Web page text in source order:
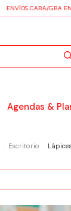
CABA/GBA EN 24HS
Agendas &
. Escritorio .